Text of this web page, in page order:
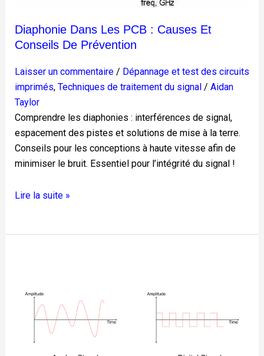
Diaphonie Dans Les PCB : Causes Et
Conseils De Prévention
Laisser un commentaire / Dépannage et test des circuits
imprimés, Techniques de traitement du signal/ Aidan
Taylor
Comprendre les diaphonies : interférences de signal,
espacement des pistes et solutions de mise à la terre.
Conseils pour les conceptions à haute vitesse afin de
minimiser le bruit. Essentiel pour l’intégrité du signal !
Lire la suite »
analogiques
numériques